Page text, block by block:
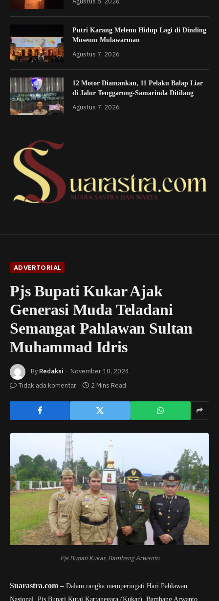
Putri Karang Melenu Hidup Lagi di Dinding
Museum Mulawarman
Agustus 7, 2026
12 Motor Diamankan, 11 Pelaku Balap Liar
di Jalur Tenggarong-Samarinda Ditilang
Agustus 7, 2026
ADVERTORIAL
Pjs Bupati Kukar Ajak
Generasi Muda Teladani
Semangat Pahlawan Sultan
Muhammad Idris
By Redaksi
November 10, 2024
Tidak ada komentar
2 Mins Read
Pjs Bupati Kukar, Bambang Arwanto
Suarastra.com – Dalam rangka memperingati Hari Pahlawan
Nasional, Pjs Bupati Kutai Kartanegara (Kukar), Bambang Arwanto,